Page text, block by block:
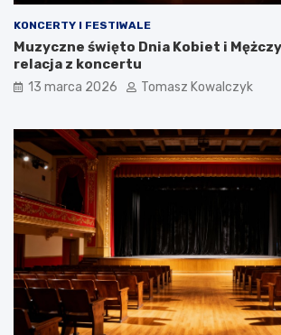
KONCERTY I FESTIWALE
Muzyczne święto Dnia Kobiet i
relacja z koncertu
13 marca 2026 Tomasz Kowalczyk